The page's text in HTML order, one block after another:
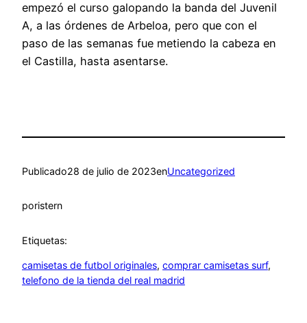
empezó el curso galopando la banda del Juvenil
A, a las órdenes de Arbeloa, pero que con el
paso de las semanas fue metiendo la cabeza en
el Castilla, hasta asentarse.
Publicado28 de julio de 2023enUncategorized
poristern
Etiquetas:
camisetas de futbol originales, comprar camisetas surf
telefono de la tienda del real madrid